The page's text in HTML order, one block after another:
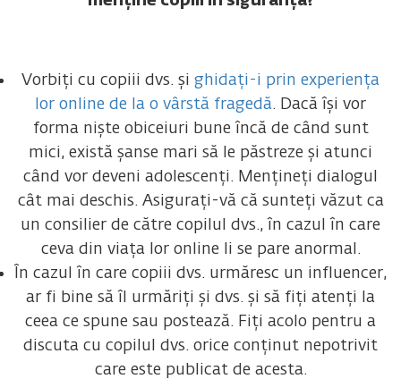
Vorbiți cu copiii dvs. și ghidați-i prin experiența
lor online de la o vârstă fragedă. Dacă își vor
forma niște obiceiuri bune încă de când sunt
mici, există șanse mari să le păstreze și atunci
când vor deveni adolescenți. Mențineți dialogul
cât mai deschis. Asigurați-vă că sunteți văzut ca
un consilier de către copilul dvs., în cazul în care
ceva din viața lor online li se pare anormal.
În cazul în care copiii dvs. urmăresc un influencer,
ar fi bine să îl urmăriți și dvs. și să fiți atenți la
ceea ce spune sau postează. Fiți acolo pentru a
discuta cu copilul dvs. orice conținut nepotrivit
care este publicat de acesta.